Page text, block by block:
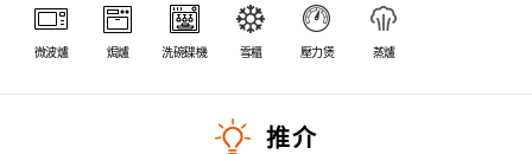
微波爐 焗爐 洗碗碟機 雪櫃 壓力煲 蒸爐
推介